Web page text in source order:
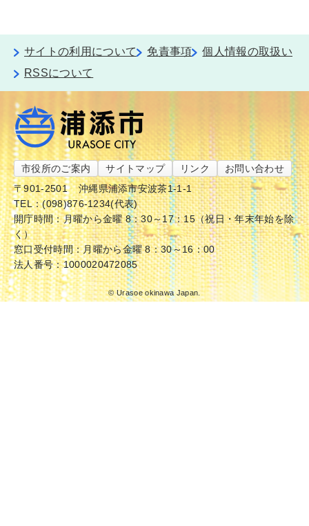
サイトの利用について 免責事項
個人情報の取扱い
RSSについて
市役所のご案内 サイトマップ リンク
お問い合わせ
〒901-2501
沖縄県浦添市安波茶1-1-1
TEL：(098)876-1234(代表)
開庁時間：月曜から金曜 8：30～17：15（祝日・年末年始を除
く）
窓口受付時間：月曜から金曜 8：30～16：00
法人番号：1000020472085
© Urasoe okinawa Japan.